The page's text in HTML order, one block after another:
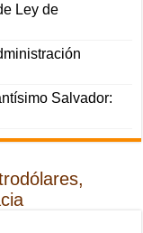
Ley de
Salvador: